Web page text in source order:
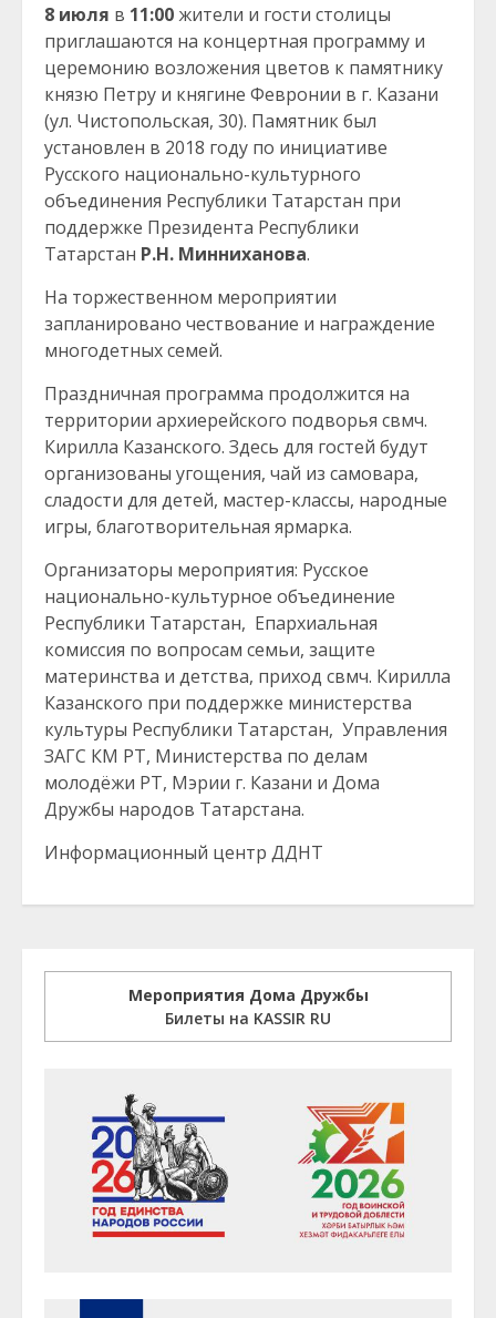
8 июля в 11:00жители и гости столицы
приглашаются на концертная программу и
церемонию возложения цветов к памятнику
князю Петру и княгине Февронии в г. Казани
(ул. Чистопольская, 30). Памятник был
установлен в 2018 году по инициативе
Русского национально-культурного
объединения Республики Татарстан при
поддержке Президента Республики
Татарстан Р.Н. Минниханова.
На торжественном мероприятии
запланировано чествование и награждение
многодетных семей.
Праздничная программа продолжится на
территории архиерейского подворья свмч.
Кирилла Казанского. Здесь для гостей будут
организованы угощения, чай из самовара,
сладости для детей, мастер-классы, народные
игры, благотворительная ярмарка.
Организаторы мероприятия: Русское
национально-культурное объединение
Республики Татарстан, Епархиальная
комиссия по вопросам семьи, защите
материнства и детства, приход свмч. Кирилла
Казанского при поддержке министерства
культуры Республики Татарстан, Управления
ЗАГС КМ РТ, Министерства по делам
молодёжи РТ, Мэрии г. Казани и Дома
Дружбы народов Татарстана.
Информационный центр ДДНТ
Мероприятия Дома Дружбы
Билеты на KASSIR RU